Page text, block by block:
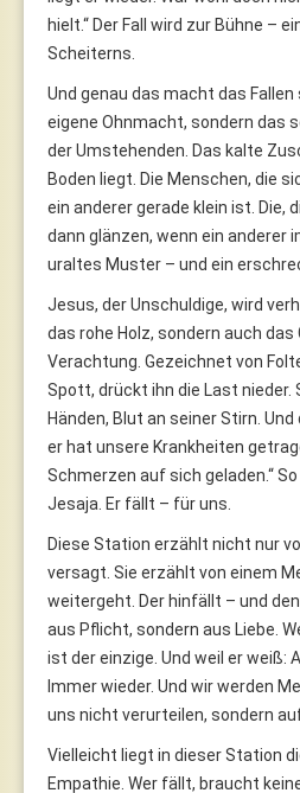
hielt.“ Der Fall wird zur Bühne –
Scheiterns.
Und genau das macht das
eigene Ohnmacht, sondern das
der Umstehenden. Das kalte
Boden liegt. Die Menschen, die
ein anderer gerade klein ist. Die,
dann glänzen, wenn ein anderer
uraltes Muster – und ein
Jesus, der Unschuldige, wird
das rohe Holz, sondern auch das
Verachtung. Gezeichnet von
Spott, drückt ihn die Last nieder.
Händen, Blut an seiner Stirn.
er hat unsere Krankheiten
Schmerzen auf sich geladen.“
Jesaja. Er fällt – für uns.
Diese Station erzählt nicht nur
versagt. Sie erzählt von einem
weitergeht. Der hinfällt – und
aus Pflicht, sondern aus Liebe.
ist der einzige. Und weil er weiß:
Immer wieder. Und wir werden
uns nicht verurteilen, sondern
Vielleicht liegt in dieser Station
Empathie. Wer fällt, braucht